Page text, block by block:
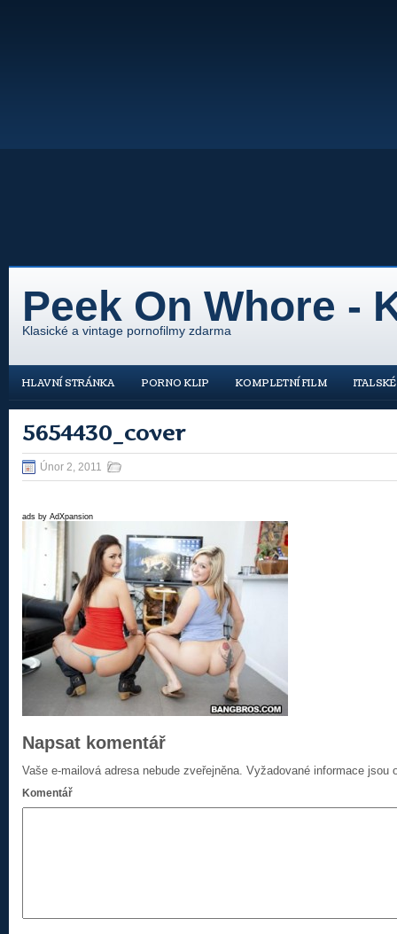
Peek On Whore -
Klasické a vintage pornofilmy zdarma
HLAVNÍ STRÁNKA PORNO KLIP KOMPLETNÍ FILM
5654430_cover
Únor 2, 2011
ads by AdXpansion
Napsat komentář
Vaše e-mailová adresa nebude zveřejněna. Vyžadované informace jsou
Komentář